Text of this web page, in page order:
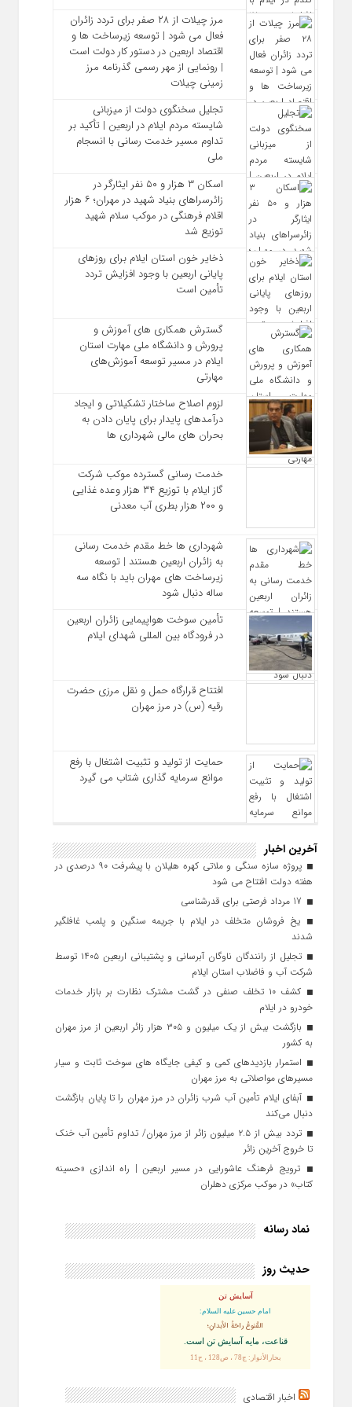
مرز چیلات از ۲۸ صفر برای تردد زائران
فعال می‌ شود | توسعه زیرساخت‌ ها و
اقتصاد اربعین در دستور کار دولت است
| رونمایی از مهر رسمی گذرنامه مرز
زمینی چیلات
تجلیل سخنگوی دولت از میزبانی
شایسته مردم ایلام در اربعین | تأکید بر
تداوم مسیر خدمت‌ رسانی با انسجام
ملی
اسکان ۳ هزار و ۵۰ نفر ایثارگر در
زائرسراهای بنیاد شهید در مهران؛ ۶ هزار
اقلام فرهنگی در موکب سلام شهید
توزیع شد
ذخایر خون استان ایلام برای روزهای
پایانی اربعین با وجود افزایش تردد
تأمین است
گسترش همکاری‌ های آموزش و
پرورش و دانشگاه ملی مهارت استان
ایلام در مسیر توسعه آموزش‌های
مهارتی
لزوم اصلاح ساختار تشکیلاتی و ایجاد
درآمدهای پایدار برای پایان دادن به
بحران‌ های مالی شهرداری‌ ها
خدمت رسانی گسترده موکب شرکت
گاز ایلام با توزیع ۳۴ هزار وعده غذایی
و ۲۰۰ هزار بطری آب معدنی
شهرداری‌ ها خط مقدم خدمت ‌رسانی
به زائران اربعین هستند | توسعه
زیرساخت ‌های مهران باید با نگاه سه‌
ساله دنبال شود
تأمین سوخت هواپیمایی زائران اربعین
در فرودگاه بین المللی شهدای ایلام
افتتاح قرارگاه حمل‌ و نقل مرزی حضرت
رقیه (س) در مرز مهران
حمایت از تولید و تثبیت اشتغال با رفع
موانع سرمایه‌ گذاری شتاب می‌ گیرد
آخرین اخبار
پروژه سازه سنگی و ملاتی کهره هلیلان با پیشرفت ۹۰ درصدی در
هفته دولت افتتاح می شود
یخ‌ فروشان متخلف در ایلام با جریمه سنگین و پلمب غافلگیر
شدند
تجلیل از رانندگان ناوگان آبرسانی و پشتیبانی اربعین ۱۴۰۵ توسط
شرکت آب و فاضلاب استان ایلام
کشف ۱۰ تخلف صنفی در گشت مشترک نظارت بر بازار خدمات
خودرو در ایلام
بازگشت بیش از یک میلیون و ۳۰۵ هزار زائر اربعین از مرز مهران
به کشور
استمرار بازدیدهای کمی و کیفی جایگاه‌ های سوخت ثابت و سیار
مسیرهای مواصلاتی به مرز مهران
آبفای ایلام تأمین آب شرب زائران در مرز مهران را تا پایان بازگشت
دنبال می‌کند
تردد بیش از ۲.۵ میلیون زائر از مرز مهران/ تداوم تأمین آب خنک
تا خروج آخرین زائر
ترویج فرهنگ عاشورایی در مسیر اربعین | راه‌ اندازی «حسینه
کتاب» در موکب مرکزی دهلران
نماد رسانه
حدیث روز
آسایش تن
امام حسین علیه السلام:
القُنوعُ راحَةُ الأبدانِ؛
قناعت، مايه آسايش تن است.
بحارالأنوار: ج78 ، ص128 ، ح11
اخبار اقتصادی